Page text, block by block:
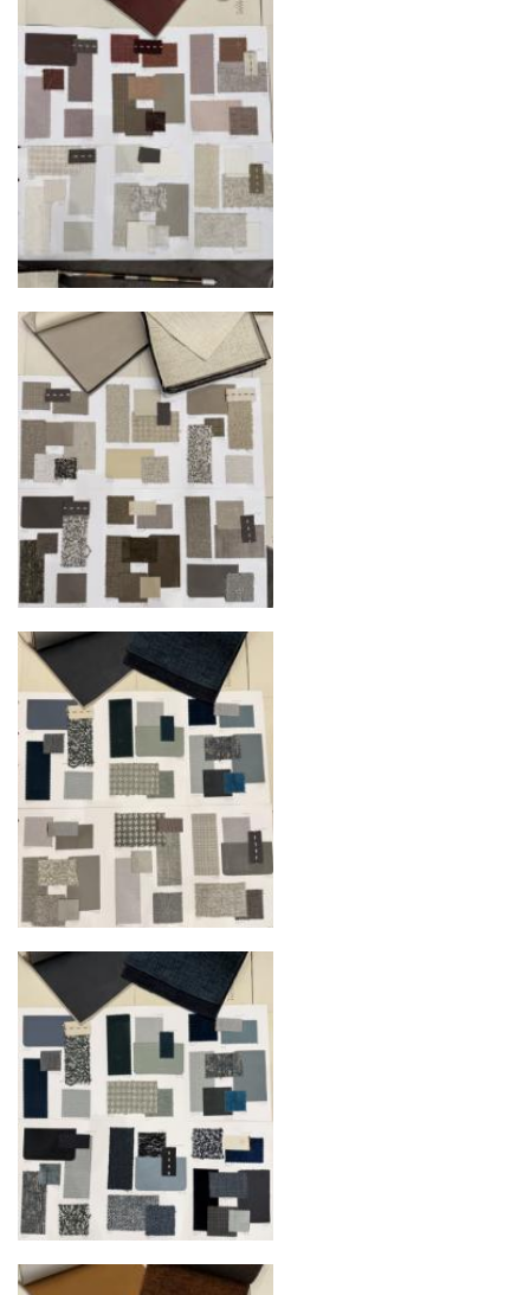
следующие услуги:
Доставка до адреса— транспортировка
товара от нашего склада непосредственно к
месту назначения с соблюдением сроков
Профессиональная выгрузка
квалифицированные грузчики
осуществляют разгрузку с применением
специального оборудования и техники
Подъём на этажи— доставка мебели и
дверных блоков в квартиры и офисы с
использованием лифтов или монтажных
средств
Распаковка и расстановка
распаковывают товар и устанавливают его в
указанное место
Вывоз упаковочного материала
очистка помещения от тары и упаковки
Гарантийная проверка
предмет повреждений и дефектов при
доставке
Сроки доставкиСтандартная доставка по
Москве осуществляется в течение 3-5 рабочих
дней. Для Московской области сроки зависят
от удалённости объекта и варьируются от 5 до
10 рабочих дней. Возможна срочная доставка
ресурсов.
Управление логистикой и контроль
качества
Каждый заказ отслеживается в режиме
реального времени через систему GPS-
мониторинга. Наша команда логистических
специалистов с опытом работы в
международной доставке обеспечивает
полную сохранность груза, соблюдение
температурного режима и защиту от